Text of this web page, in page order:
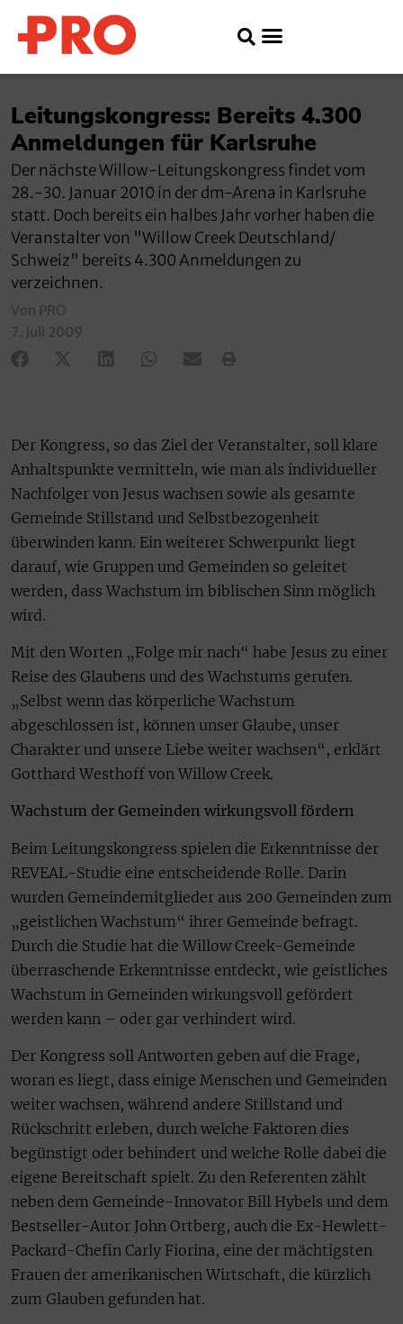
Leitungskongress: Bereits 4.300
Anmeldungen für Karlsruhe
Der nächste Willow-Leitungskongress findet vom
28.-30. Januar 2010 in der dm-Arena in Karlsruhe
statt. Doch bereits ein halbes Jahr vorher haben die
Veranstalter von "Willow Creek Deutschland/
Schweiz" bereits 4.300 Anmeldungen zu
verzeichnen.
Von PRO
7. Juli 2009
Der Kongress, so das Ziel der Veranstalter, soll klare
Anhaltspunkte vermitteln, wie man als individueller
Nachfolger von Jesus wachsen sowie als gesamte
Gemeinde Stillstand und Selbstbezogenheit
überwinden kann. Ein weiterer Schwerpunkt liegt
darauf, wie Gruppen und Gemeinden so geleitet
werden, dass Wachstum im biblischen Sinn möglich
wird.
Mit den Worten „Folge mir nach“ habe Jesus zu einer
Reise des Glaubens und des Wachstums gerufen.
„Selbst wenn das körperliche Wachstum
abgeschlossen ist, können unser Glaube, unser
Charakter und unsere Liebe weiter wachsen“, erklärt
Gotthard Westhoff von Willow Creek.
Wachstum der Gemeinden wirkungsvoll fördern
Beim Leitungskongress spielen die Erkenntnisse der
REVEAL-Studie eine entscheidende Rolle. Darin
wurden Gemeindemitglieder aus 200 Gemeinden zum
„geistlichen Wachstum“ ihrer Gemeinde befragt.
Durch die Studie hat die Willow Creek-Gemeinde
überraschende Erkenntnisse entdeckt, wie geistliches
Wachstum in Gemeinden wirkungsvoll gefördert
werden kann – oder gar verhindert wird.
Der Kongress soll Antworten geben auf die Frage,
woran es liegt, dass einige Menschen und Gemeinden
weiter wachsen, während andere Stillstand und
Rückschritt erleben, durch welche Faktoren dies
begünstigt oder behindert und welche Rolle dabei die
eigene Bereitschaft spielt. Zu den Referenten zählt
neben dem Gemeinde-Innovator Bill Hybels und dem
Bestseller-Autor John Ortberg, auch die Ex-Hewlett-
Packard-Chefin Carly Fiorina, eine der mächtigsten
Frauen der amerikanischen Wirtschaft, die kürzlich
zum Glauben gefunden hat.